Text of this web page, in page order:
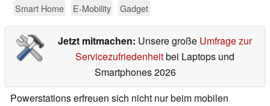
Smart Home E-Mobility Gadget
Jetzt mitmachen: Unsere große Umfrage zur
Servicezufriedenheitbei Laptops und
Smartphones 2026
Powerstations erfreuen sich nicht nur beim mobilen